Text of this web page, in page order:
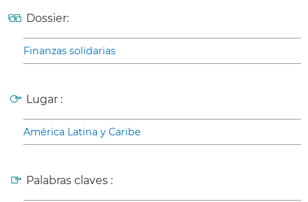
Dossier:
Finanzas solidarias
Lugar :
América Latina y Caribe
Palabras claves :